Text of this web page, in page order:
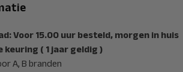
Voor 15.00 uur besteld, morgen in huis
keuring ( 1 jaar geldig )
A, B branden